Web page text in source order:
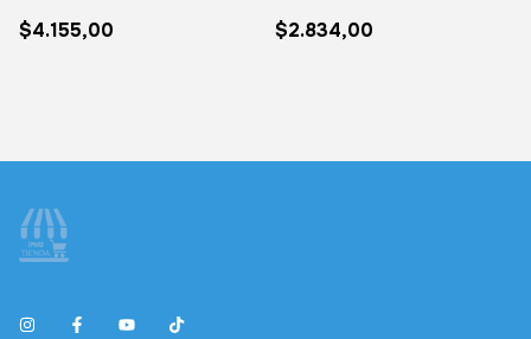
$4.155,00 $2.834,00